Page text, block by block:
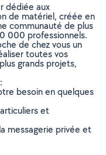
dédiée aux
de matériel, créée en
communauté de plus
000 professionnels.
de chez vous un
toutes vos
grands projets,
besoin en quelques
et
messagerie privée et